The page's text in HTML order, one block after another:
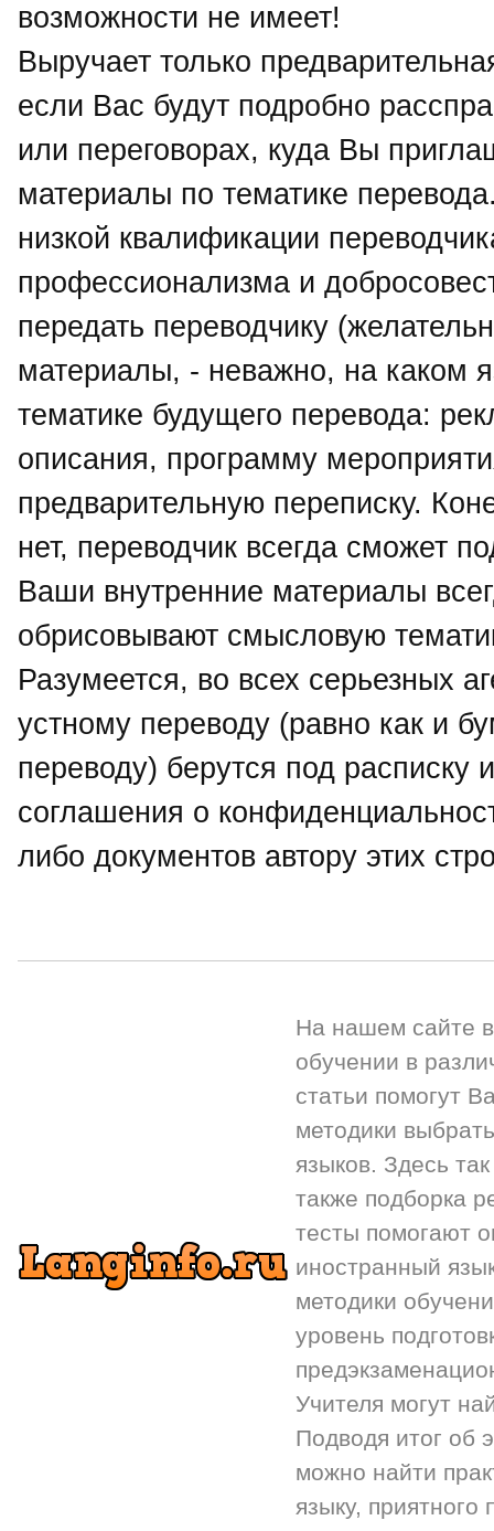
возможности не имеет!
Выручает только
если Вас будут подробно
или переговорах, куда Вы
материалы по тематике
низкой квалификации
профессионализма и
передать переводчику
материалы, - неважно, на каком
тематике будущего перевода:
описания, программу
предварительную переписку.
нет, переводчик всегда сможет
Ваши внутренние материалы
обрисовывают смысловую
Разумеется, во всех серьезных
устному переводу (равно как и
переводу) берутся под
соглашения о
либо документов автору этих
На нашем сайте
обучении в
статьи помогут
методики
языков. Здесь
также подборка
тесты помогают
иностранный
методики
уровень
Учителя могут
Подводя итог об
можно найти
языку,